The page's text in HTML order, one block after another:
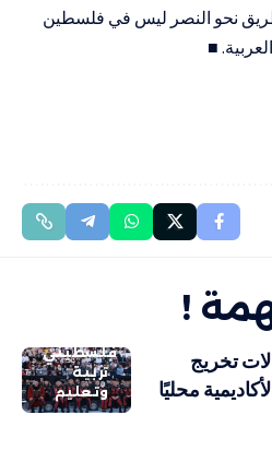
نحو النصر ليس في فلسطين
■
!
فلسطيني
تربية
وتعليم
تخريج
الأكاديمية محليًا